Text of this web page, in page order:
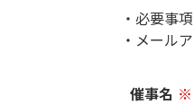
・必要事
・メール
催事名 ※